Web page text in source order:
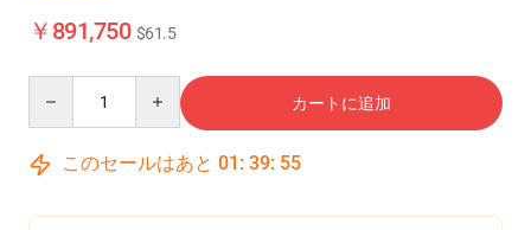
￥891,750 $61.5
カートに追加
このセールはあと 01 : 39: 54